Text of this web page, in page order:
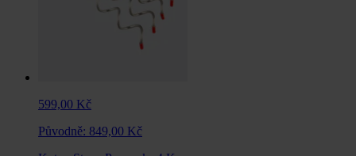
599,00 Kč
Původně: 849,00 Kč